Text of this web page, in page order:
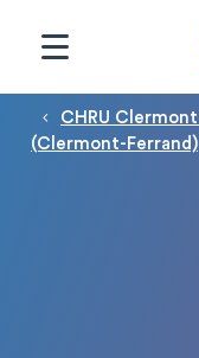
Fil d'Ariane
CHRU
(Clermont-Ferrand)
Panneau de